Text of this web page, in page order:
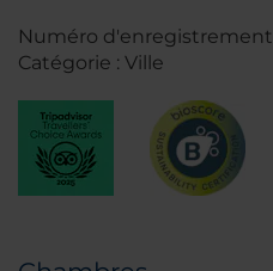
Numéro d'enregistrement
Catégorie : Ville